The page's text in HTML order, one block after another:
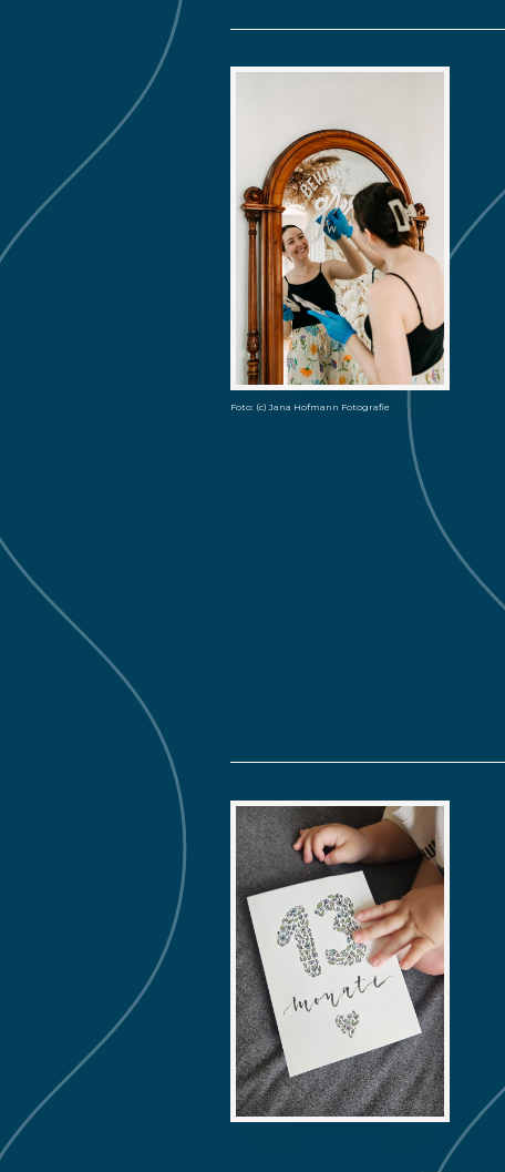
Foto: (c) Jana Hofmann Fotografie